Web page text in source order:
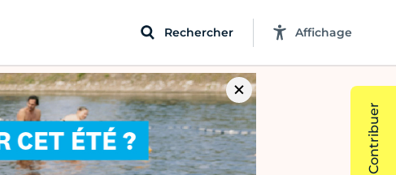
Rechercher Affichage
Contribuer